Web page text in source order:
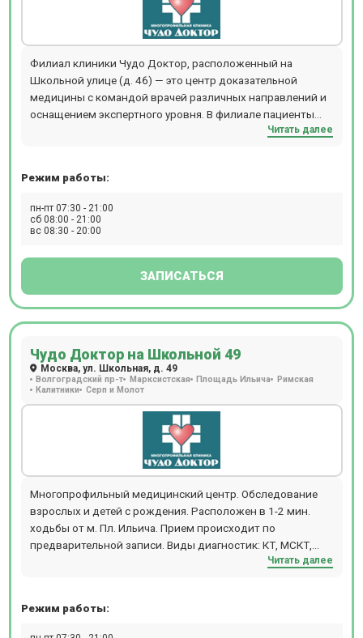
Филиал клиники Чудо Доктор, расположенный на
Школьной улице (д. 46) — это центр доказательной
медицины с командой врачей различных направлений и
оснащением экспертного уровня. В филиале пациенты
получают помощь по всем основным направлениям
гастроэнтерология и другие), – восстановительная
дерматология, лечебная и эстетической косметология,
направленная на улучшение внешности и коррекцию
клинике проводят МРТ на новым высокотехнологичном
тесла).
Читать далее
Режим работы:
пн-пт 07:30 - 21:00
сб 08:00 - 21:00
вс 08:30 - 20:00
ЗАПИСАТЬСЯ
Чудо Доктор на Школьной 49
Москва, ул. Школьная, д. 49
Волгоградский пр-т Марксистская Площадь Ильича Римская
Калитники Серп и Молот
Многопрофильный медицинский центр. Обследование
взрослых и детей с рождения. Расположен в 1-2 мин.
ходьбы от м. Пл. Ильича. Прием происходит по
предварительной записи. Виды диагностик: КТ, МСКТ,
УЗИ (3D,4D, дуплексное сканирование), гастроскопия
функциональная диагностика (СМАД, ХОЛТЕР, ЭЭГ,
Читать далее
Режим работы: